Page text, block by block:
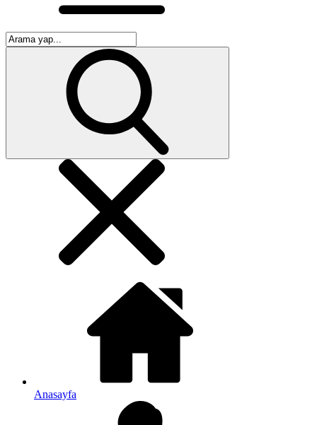
Anasayfa